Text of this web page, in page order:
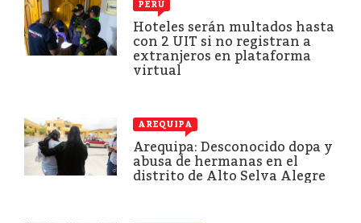
PERÚ
Hoteles serán multados hasta
con 2 UIT si no registran a
extranjeros en plataforma
virtual
AREQUIPA
Arequipa: Desconocido dopa y
abusa de hermanas en el
distrito de Alto Selva Alegre